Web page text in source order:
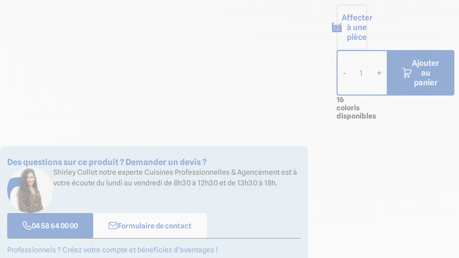
Affecter
à une
pièce
- 1 +
Ajouter
au
panier
16
coloris
disponibles
Des questions sur ce produit ? Demander un devis ?
Shirley Collot notre experte Cuisines Professionnelles & Agencement est à
votre écoute du lundi au vendredi de 8h30 à 12h30 et de 13h30 à 18h.
04 58 64 00 00 Formulaire de contact
Professionnels ? Créez votre compte et bénéficiez d’avantages !